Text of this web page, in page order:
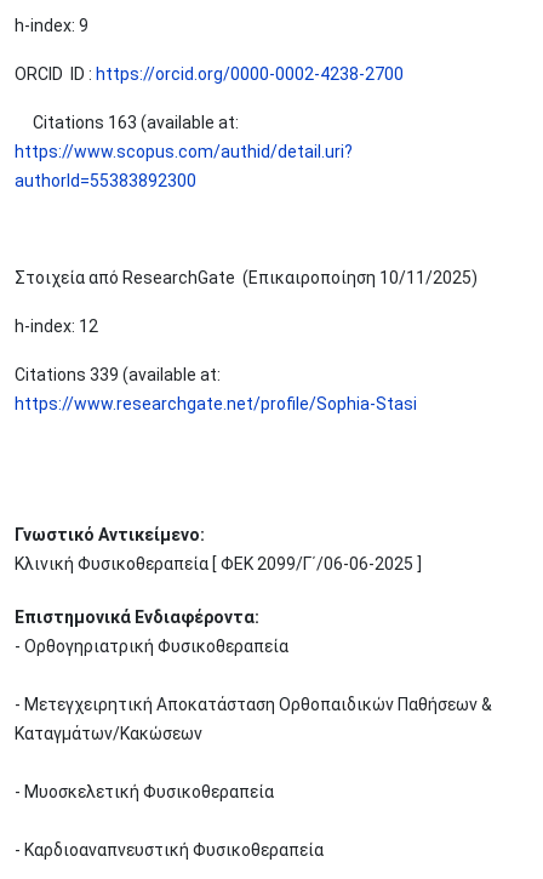
h-index: 9
ORCID ID : https://orcid.org/0000-0002-4238-2700
Citations 163 (available at:
https://www.scopus.com/authid/detail.uri?
authorId=55383892300
Στοιχεία από ResearchGate (Επικαιροποίηση 10/11/2025)
h-index: 12
Citations 339 (available at:
https://www.researchgate.net/profile/Sophia-Stasi
Γνωστικό Αντικείμενο:
Κλινική Φυσικοθεραπεία [ ΦΕΚ 2099/Γ΄/06-06-2025 ]
Επιστημονικά Ενδιαφέροντα:
- Ορθογηριατρική Φυσικοθεραπεία
- Μετεγχειρητική Αποκατάσταση Ορθοπαιδικών Παθήσεων &
Καταγμάτων/Κακώσεων
- Μυοσκελετική Φυσικοθεραπεία
- Καρδιοαναπνευστική Φυσικοθεραπεία